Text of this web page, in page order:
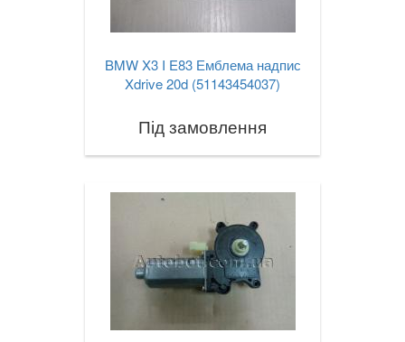
BMW X3 I E83 Емблема надпис
Xdrive 20d (51143454037)
Під замовлення